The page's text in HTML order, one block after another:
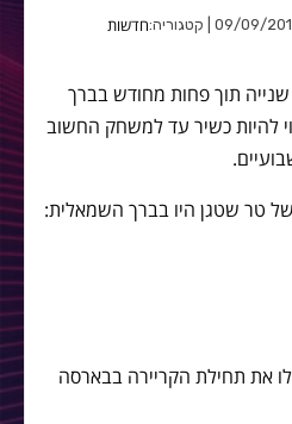
חדשות
תוך פחות מחודש בברך
להיות כשיר עד למשחק החשוב
טר שטגן היו בברך השמאלית:
את תחילת הקריירה בבארסה